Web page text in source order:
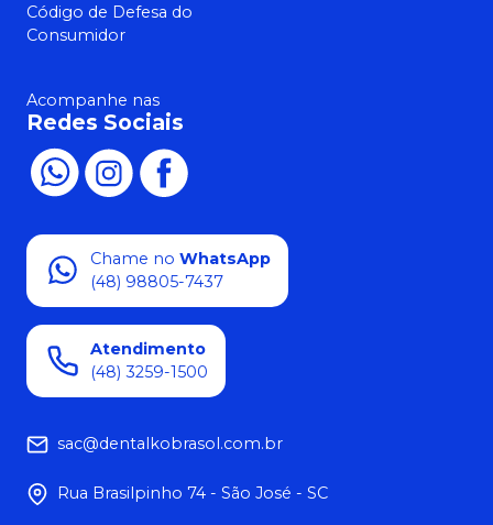
Código de Defesa do
Consumidor
Acompanhe nas
Redes Sociais
Chame no WhatsApp
(48) 98805-7437
Atendimento
(48) 3259-1500
sac@dentalkobrasol.com.br
Rua Brasilpinho 74 - São José - SC